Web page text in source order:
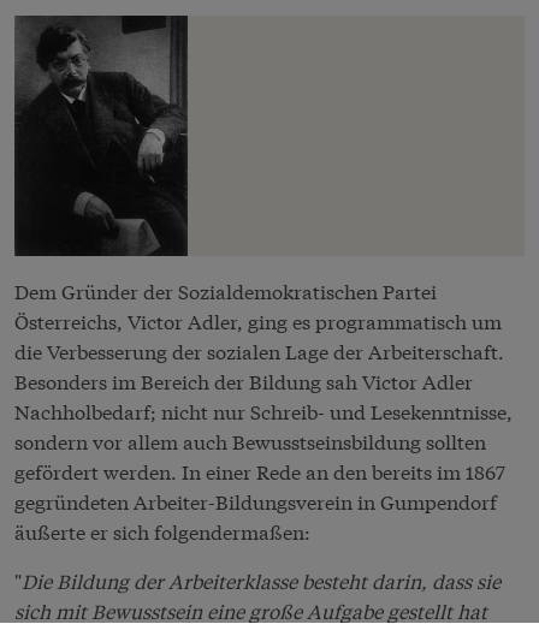
Dem Gründer der Sozialdemokratischen Partei
Österreichs, Victor Adler, ging es programmatisch um
die Verbesserung der sozialen Lage der Arbeiterschaft.
Besonders im Bereich der Bildung sah Victor Adler
Nachholbedarf; nicht nur Schreib- und Lesekenntnisse,
sondern vor allem auch Bewusstseinsbildung sollten
gefördert werden. In einer Rede an den bereits im 1867
gegründeten Arbeiter-Bildungsverein in Gumpendorf
äußerte er sich folgendermaßen:
"Die Bildung der Arbeiterklasse besteht darin, dass sie
sich mit Bewusstsein eine große Aufgabe gestellt hat